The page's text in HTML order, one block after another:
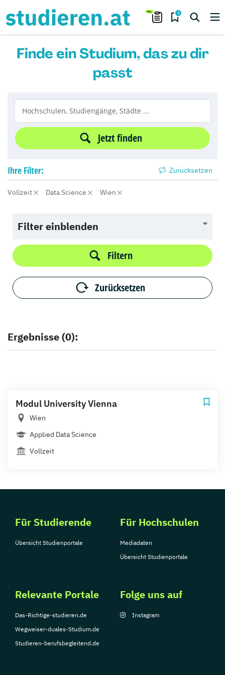
0
Finde ein Studium, das zu dir
passt
Jetzt finden
Ihre Filter: Zurücksetzen
Vollzeit Data Science Wien
Filter einblenden
Filtern
Zurücksetzen
Ergebnisse (0):
Modul University Vienna
Wien
Applied Data Science
Vollzeit
Für Studierende
Übersicht Studienportale
Für Hochschulen
Mediadaten
Übersicht Studienportale
Relevante Portale
Das-Richtige-studieren.de
Wegweiser-duales-Studium.de
Studieren-berufsbegleitend.de
Folge uns auf
Instagram